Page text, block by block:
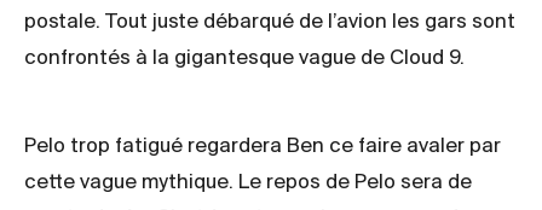
postale. Tout juste débarqué de l’avion les gars sont
confrontés à la gigantesque vague de Cloud 9.
Pelo trop fatigué regardera Ben ce faire avaler par
cette vague mythique. Le repos de Pelo sera de